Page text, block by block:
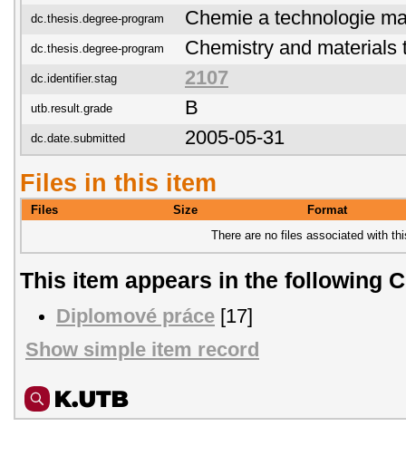
dc.thesis.degree-program Chemie a technologie
dc.thesis.degree-program Chemistry and materials
dc.identifier.stag 2107
utb.result.grade B
dc.date.submitted 2005-05-31
Files in this item
Files Size
Format
There are no files associated with
This item appears in the following
Diplomové práce [17]
Show simple item record